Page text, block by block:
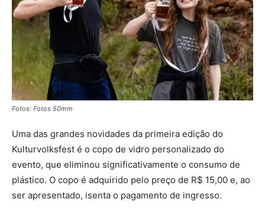
Fotos: Fotos 50mm
Uma das grandes novidades da primeira edição do
Kulturvolksfest é o copo de vidro personalizado do
evento, que eliminou significativamente o consumo de
plástico. O copo é adquirido pelo preço de R$ 15,00 e, ao
ser apresentado, isenta o pagamento de ingresso.